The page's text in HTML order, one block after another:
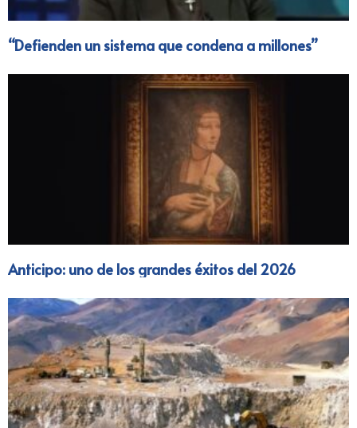
“Defienden un sistema que condena a millones”
Anticipo: uno de los grandes éxitos del 2026